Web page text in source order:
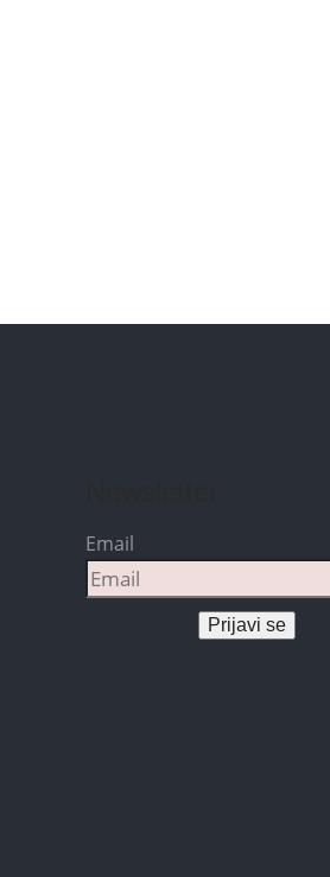
Email
Prijavi se